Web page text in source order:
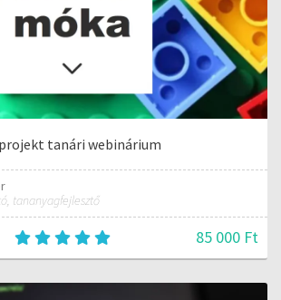
projekt tanári webinárium
tananyagfejlesztő
85 000 Ft